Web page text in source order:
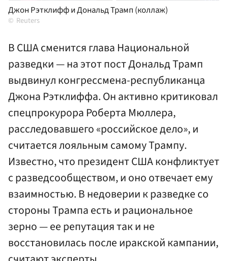
Джон Рэтклифф и Дональд Трамп (коллаж)
Reuters
В США сменится глава Национальной
разведки — на этот пост Дональд Трамп
выдвинул конгрессмена-республиканца
Джона Рэтклиффа. Он активно критиковал
спецпрокурора Роберта Мюллера,
расследовавшего «российское дело», и
считается лояльным самому Трампу.
Известно, что президент США конфликтует
с разведсообществом, и оно отвечает ему
взаимностью. В недоверии к разведке со
стороны Трампа есть и рациональное
зерно — ее репутация так и не
восстановилась после иракской кампании,